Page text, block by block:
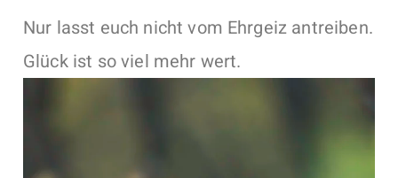
Nur lasst euch nicht vom Ehrgeiz antreiben.
Glück ist so viel mehr wert.